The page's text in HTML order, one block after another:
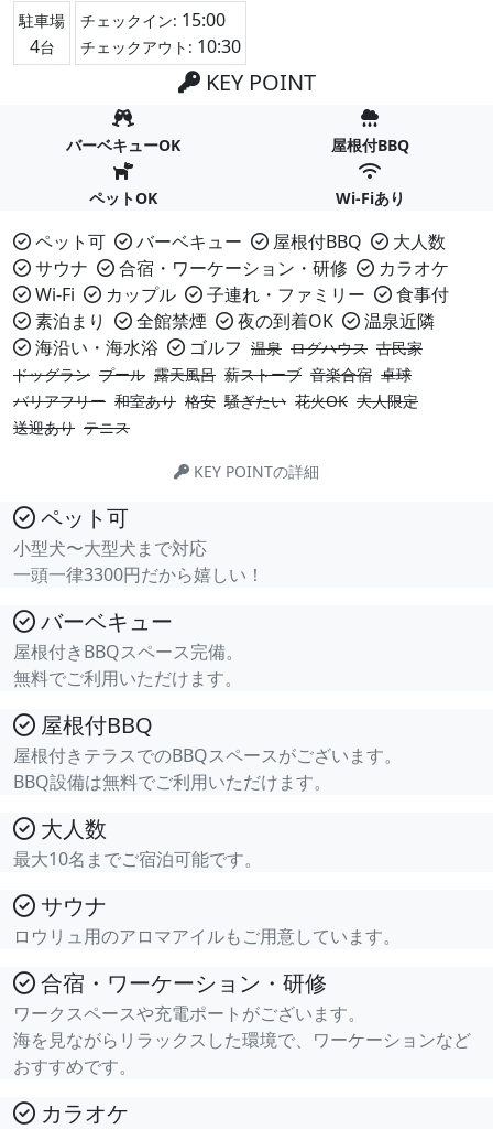
駐車場
4台
チェックイン: 15:00
チェックアウト: 10:30
KEY POINT
バーベキューOK 屋根付BBQ
ペットOK Wi-Fiあり
ペット可 バーベキュー 屋根付BBQ
大人数
サウナ
合宿・ワーケーション・研修
カラオケ
Wi-Fi
カップル 子連れ・ファミリー
食事付
素泊まり
全館禁煙 夜の到着OK
温泉近隣
海沿い・海水浴
ゴルフ 温泉 ログハウス 古民家
ドッグラン プール 露天風呂 薪ストーブ 音楽合宿 卓球
バリアフリー 和室あり 格安 騒ぎたい 花火OK 大人限定
送迎あり テニス
KEY POINTの詳細
ペット可
小型犬〜大型犬まで対応
一頭一律3300円だから嬉しい！
バーベキュー
屋根付きBBQスペース完備。
無料でご利用いただけます。
屋根付BBQ
屋根付きテラスでのBBQスペースがございます。
BBQ設備は無料でご利用いただけます。
大人数
最大10名までご宿泊可能です。
サウナ
ロウリュ用のアロマアイルもご用意しています。
合宿・ワーケーション・研修
ワークスペースや充電ポートがございます。
海を見ながらリラックスした環境で、ワーケーションなど
おすすめです。
カラオケ